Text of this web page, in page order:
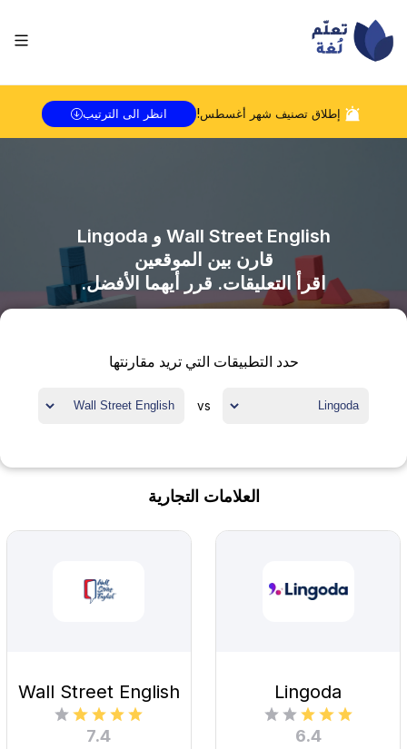
إطلاق تصنيف شهر أغسطس! انظر الى الترتيب
Wall Street Englishو Lingoda
قارن بين الموقعين
اقرأ التعليقات. قرر أيهما الأفضل.
حدد التطبيقات التي تريد مقارنتها
vs
العلامات التجارية
Lingoda
6.4
Wall Street English
7.4